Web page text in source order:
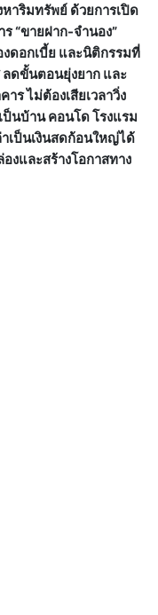
าริมทรัพย์ ด้วยการเปิด
“ขายฝาก-จำนอง”
ดอกเบี้ย และนิติกรรมที่
ลดขั้นตอนยุ่งยาก และ
ร ไม่ต้องเสียเวลาวิ่ง
นบ้าน คอนโด โรงแรม
เป็นเงินสดก้อนใหญ่ได้
งและสร้างโอกาสทาง